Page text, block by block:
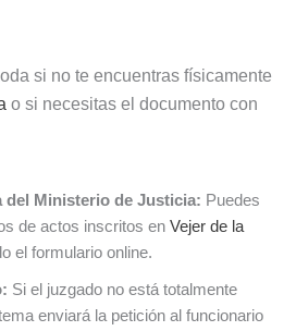
si no te encuentras físicamente
o si necesitas el documento con
del Ministerio de Justicia: Puedes
de actos inscritos en Vejer de la
el formulario online.
Si el juzgado no está totalmente
enviará la petición al funcionario